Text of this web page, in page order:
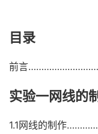
目录
前言
实验一网线的
1.1网线的制作